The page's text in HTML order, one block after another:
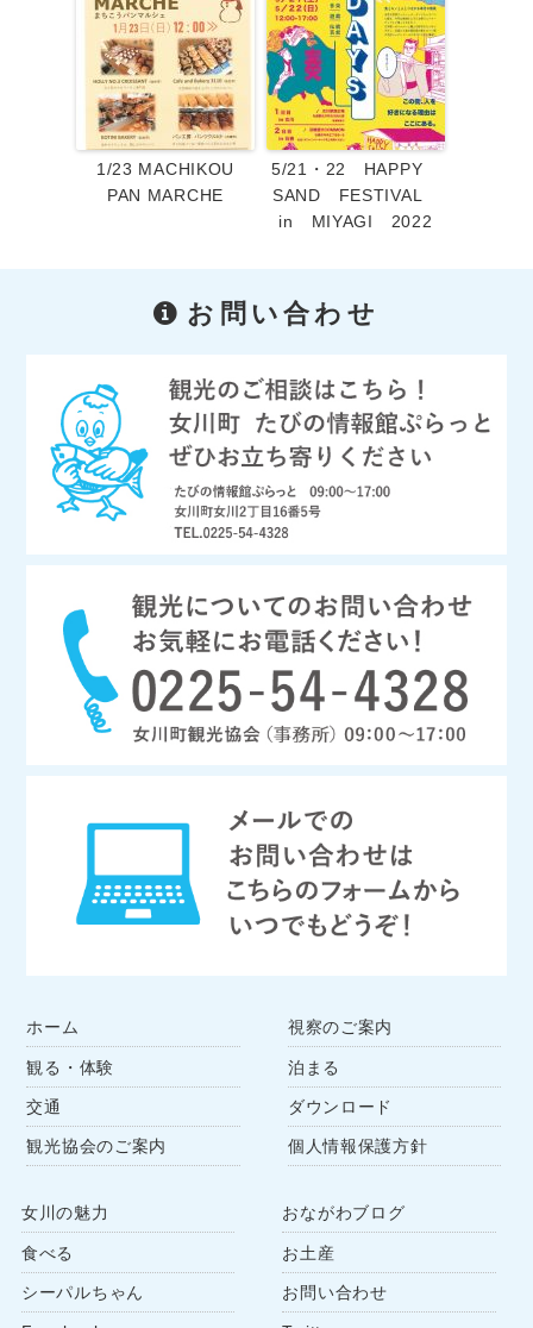
1/23 MACHIKOU
PAN MARCHE
5/21・22 HAPPY
SAND FESTIVAL
in MIYAGI 2022
お問い合わせ
ホーム
観る・体験
交通
観光協会のご案内
視察のご案内
泊まる
ダウンロード
個人情報保護方針
女川の魅力
食べる
シーパルちゃん
おながわブログ
お土産
お問い合わせ